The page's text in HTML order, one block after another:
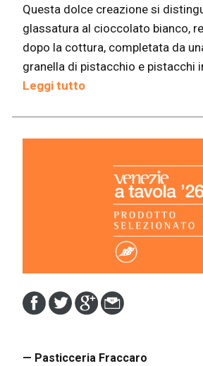
Questa dolce creazione si
glassatura al cioccolato bianco,
dopo la cottura, completata da
granella di pistacchio e pistacchi
Leggi tutto
— Pasticceria Fraccaro